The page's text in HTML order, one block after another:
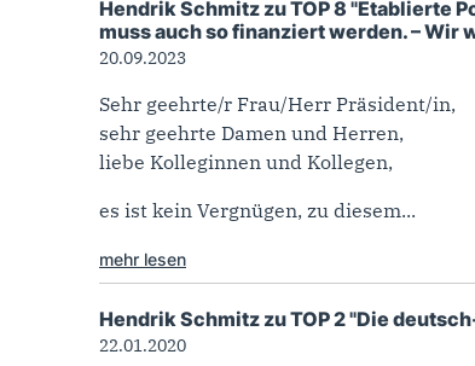
Hendrik Schmitz zu TOP 8 "Etablierte
muss auch so finanziert werden. –
20.09.2023
Sehr geehrte/r Frau/Herr Präsident/in,
sehr geehrte Damen und Herren,
liebe Kolleginnen und Kollegen,
es ist kein Vergnügen, zu diesem...
mehr lesen
Hendrik Schmitz zu TOP 2 "Die
22.01.2020